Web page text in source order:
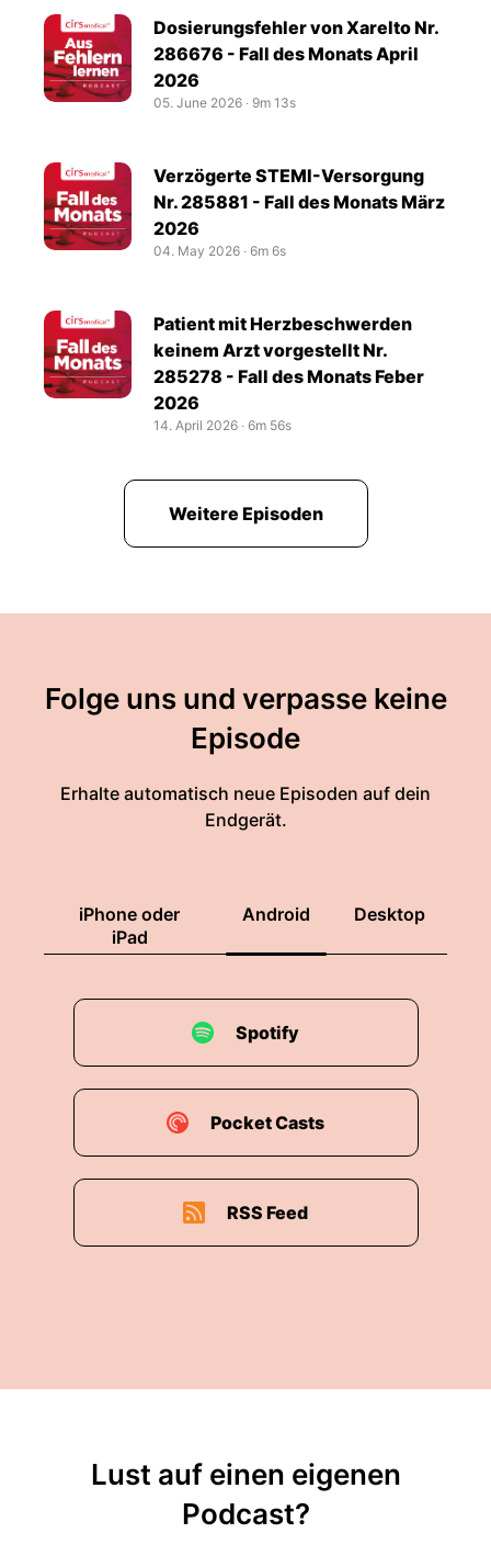
Dosierungsfehler von Xarelto Nr.
286676 - Fall des Monats April
2026
05. June 2026 ‧ 9m 13s
Verzögerte STEMI-Versorgung
Nr. 285881 - Fall des Monats März
2026
04. May 2026 ‧ 6m 6s
Patient mit Herzbeschwerden
keinem Arzt vorgestellt Nr.
285278 - Fall des Monats Feber
2026
14. April 2026 ‧ 6m 56s
Weitere Episoden
Folge uns und verpasse keine
Episode
Erhalte automatisch neue Episoden auf dein
Endgerät.
iPhone oder
iPad
Android Desktop
Spotify
Pocket Casts
RSS Feed
Lust auf einen eigenen
Podcast?